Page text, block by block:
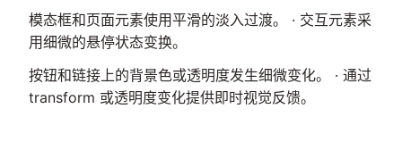
模态框和页面元素使用平滑的淡入过渡。 · 交互元素采
用细微的悬停状态变换。
按钮和链接上的背景色或透明度发生细微变化。 · 通过
transform 或透明度变化提供即时视觉反馈。